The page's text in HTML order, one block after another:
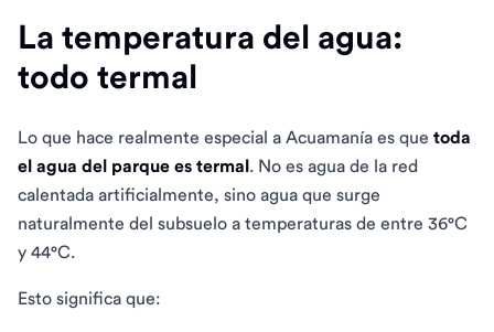
La temperatura del agua:
todo termal
Lo que hace realmente especial a Acuamanía es que toda
el agua del parque es termal. No es agua de la red
calentada artificialmente, sino agua que surge
naturalmente del subsuelo a temperaturas de entre 36°C
y 44°C.
Esto significa que: